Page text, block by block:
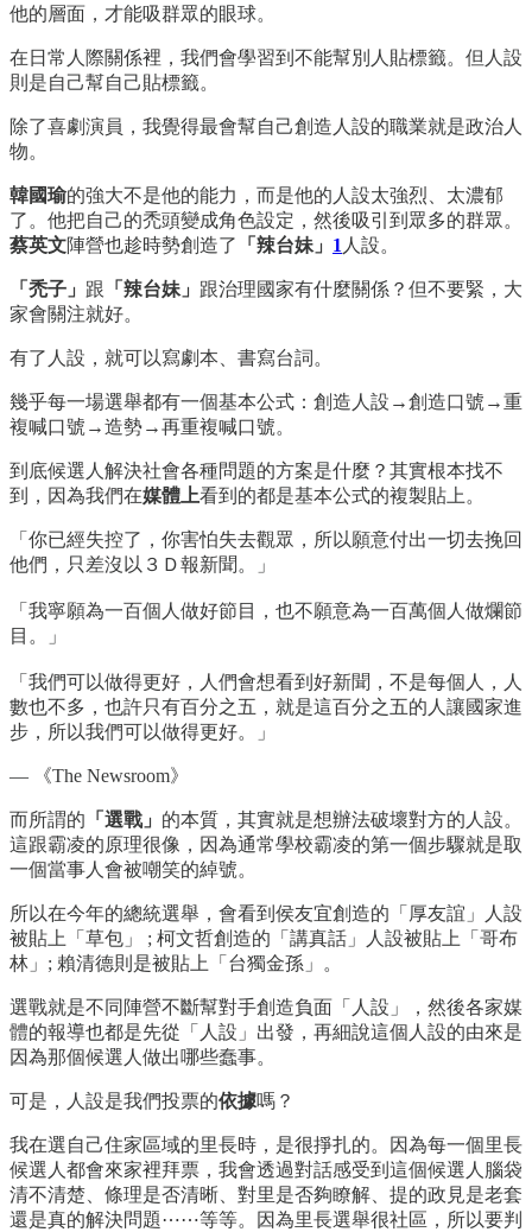
他的層面，才能吸群眾的眼球。
在日常人際關係裡，我們會學習到不能幫別人貼標籤。但人設
則是自己幫自己貼標籤。
除了喜劇演員，我覺得最會幫自己創造人設的職業就是政治人
物。
韓國瑜的強大不是他的能力，而是他的人設太強烈、太濃郁
了。他把自己的禿頭變成角色設定，然後吸引到眾多的群眾。
蔡英文陣營也趁時勢創造了 「辣台妹」 1 人設。
「禿子」 跟 「辣台妹」 跟治理國家有什麼關係？但不要緊，大
家會關注就好。
有了人設，就可以寫劇本、書寫台詞。
幾乎每一場選舉都有一個基本公式：創造人設→創造口號→重
複喊口號→造勢→再重複喊口號。
到底候選人解決社會各種問題的方案是什麼？其實根本找不
到，因為我們在媒體上看到的都是基本公式的複製貼上。
「你已經失控了，你害怕失去觀眾，所以願意付出一切去挽​回
他們，只差沒以３Ｄ報新聞。」
「我寧願為一百個人做好節目，也不願意為一百萬個人做爛​節
目。」
「我們可以做得更好，人們會想看到好新聞，不是每個人，​人
數也不多，也許只有百分之五，就是這百分之五的人讓國​家進
步，所以我們可以做得更好。」
— 《The Newsroom》
而所謂的 「選戰」 的本質，其實就是想辦法破壞對方的人設。
這跟霸凌的原理很像，因為通常學校霸凌的第一個步驟就是取
一個當事人會被嘲笑的綽號。
所以在今年的總統選舉，會看到侯友宜創造的「厚友誼」人設
被貼上「草包」 ; 柯文哲創造的「講真話」人設被貼上「哥布
林」; 賴清德則是被貼上「台獨金孫」。
選戰就是不同陣營不斷幫對手創造負面「人設」，然後各家媒
體的報導也都是先從「人設」出發，再細說這個人設的由來是
因為那個候選人做出哪些蠢事。
可是，人設是我們投票的依據嗎？
我在選自己住家區域的里長時，是很掙扎的。因為每一個里長
候選人都會來家裡拜票，我會透過對話感受到這個候選人腦袋
清不清楚、條理是否清晰、對里是否夠瞭解、提的政見是老套
還是真的解決問題⋯⋯等等。因為里長選舉很社區，所以要判